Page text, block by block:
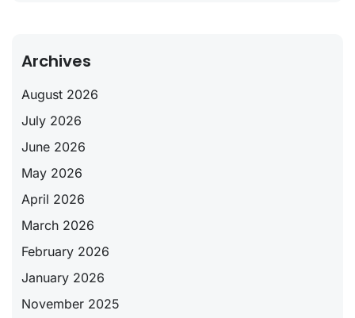
Archives
August 2026
July 2026
June 2026
May 2026
April 2026
March 2026
February 2026
January 2026
November 2025